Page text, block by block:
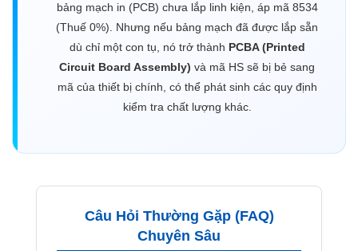
bảng mạch in (PCB) chưa lắp linh kiện, áp mã 8534
(Thuế 0%). Nhưng nếu bảng mạch đã được lắp sẵn
dù chỉ một con tụ, nó trở thành PCBA (Printed
Circuit Board Assembly) và mã HS sẽ bị bẻ sang
mã của thiết bị chính, có thể phát sinh các quy định
kiểm tra chất lượng khác.
Câu Hỏi Thường Gặp (FAQ)
Chuyên Sâu